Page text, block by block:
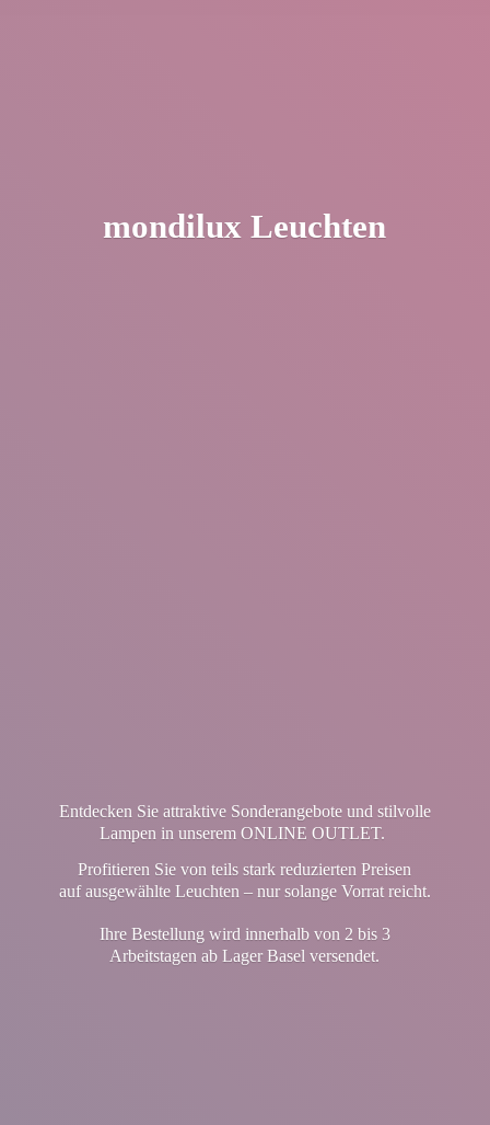
mondilux Leuchten
Entdecken Sie attraktive Sonderangebote und stilvolle
Lampen in unserem ONLINE OUTLET.
Profitieren Sie von teils stark reduzierten Preisen
auf ausgewählte Leuchten – nur solange Vorrat reicht.
Ihre Bestellung wird innerhalb von 2 bis 3
Arbeitstagen ab LagerBasel versendet.